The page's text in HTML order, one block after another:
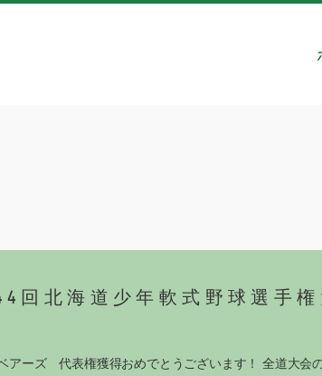
回北海道少年軟式野球選手
ーズ 代表権獲得おめでとうございます！ 全道大会